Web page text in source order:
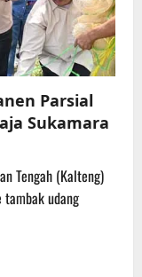
Parsial
Sukamara
Tengah (Kalteng)
tambak udang